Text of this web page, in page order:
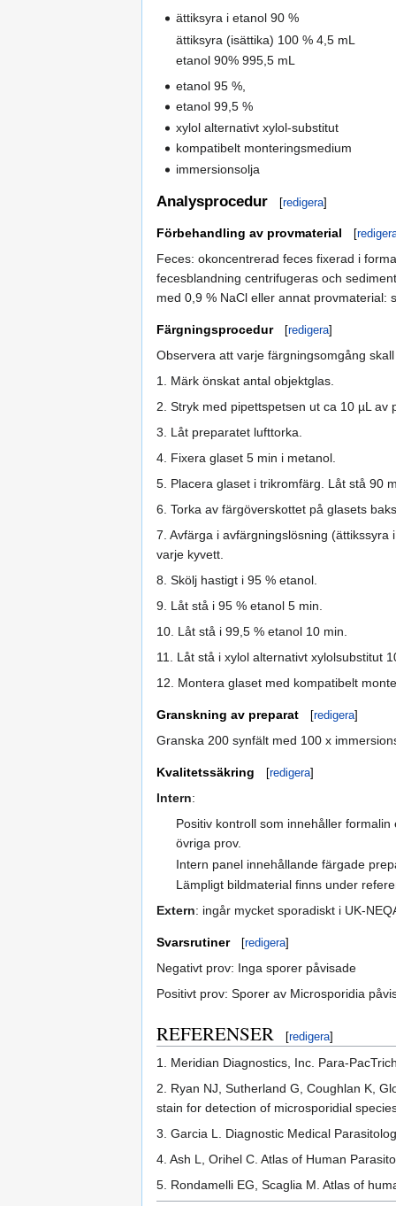
ättiksyra i etanol 90 %
ättiksyra (isättika) 100 % 4,5 mL
etanol 90% 995,5 mL
etanol 95 %,
etanol 99,5 %
xylol alternativt xylol-substitut
kompatibelt monteringsmedium
immersionsolja
Analysprocedur [redigera]
Förbehandling av provmaterial [
Feces: okoncentrerad feces fixerad i
fecesblandning centrifugeras och
med 0,9 % NaCl eller annat provmaterial:
Färgningsprocedur [redigera]
Observera att varje färgningsomgång
1. Märk önskat antal objektglas.
2. Stryk med pipettspetsen ut ca 10 µL
3. Låt preparatet lufttorka.
4. Fixera glaset 5 min i metanol.
5. Placera glaset i trikromfärg. Låt stå 90
6. Torka av färgöverskottet på glasets
7. Avfärga i avfärgningslösning
varje kyvett.
8. Skölj hastigt i 95 % etanol.
9. Låt stå i 95 % etanol 5 min.
10. Låt stå i 99,5 % etanol 10 min.
11. Låt stå i xylol alternativt xylolsubstitut
12. Montera glaset med kompatibelt
Granskning av preparat [redigera]
Granska 200 synfält med 100 x
Kvalitetssäkring [redigera]
Intern:
Positiv kontroll som innehåller
övriga prov.
Intern panel innehållande färgade
Lämpligt bildmaterial finns under
Extern: ingår mycket sporadiskt i UK-
Svarsrutiner [redigera]
Negativt prov: Inga sporer påvisade
Positivt prov: Sporer av Microsporidia
REFERENSER [redigera]
1. Meridian Diagnostics, Inc. Para-
2. Ryan NJ, Sutherland G, Coughlan K,
stain for detection of microsporidial
3. Garcia L. Diagnostic Medical
4. Ash L, Orihel C. Atlas of Human
5. Rondamelli EG, Scaglia M. Atlas of